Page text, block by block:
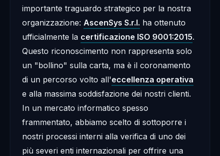
importante traguardo strategico per la nostra
organizzazione: AscenSys S.r.l. ha ottenuto
ufficialmente la certificazione ISO 9001:2015.
Questo riconoscimento non rappresenta solo
un "bollino" sulla carta, ma è il coronamento
di un percorso volto all'eccellenza operativa
e alla massima soddisfazione dei nostri clienti.
In un mercato informatico spesso
frammentato, abbiamo scelto di sottoporre i
nostri processi interni alla verifica di uno dei
più severi enti internazionali per offrire una